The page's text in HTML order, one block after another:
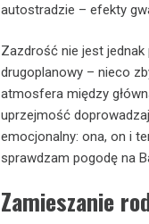
autostradzie – efekty
Zazdrość nie jest
drugoplanowy – nieco
atmosfera między
uprzejmość
emocjonalny: ona, on i
sprawdzam pogodę na
Zamieszanie